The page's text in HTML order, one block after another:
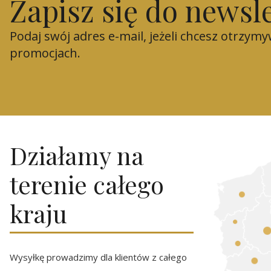
Zapisz się do
Podaj swój adres e-mail, jeżeli chcesz
promocjach.
Działamy na
terenie całego
kraju
Wysyłkę prowadzimy dla klientów z całego